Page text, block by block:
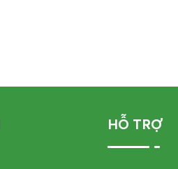
HỖ TRỢ